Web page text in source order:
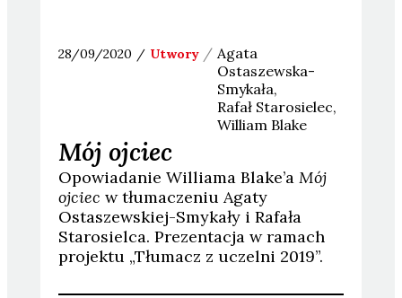
28/09/2020 Utwory
Agata
Ostaszewska-
Smykała
RafałStarosielec
WilliamBlake
Mój ojciec
Opowiadanie Williama Blake’a Mój
ojciec w tłumaczeniu Agaty
Ostaszewskiej-Smykały i Rafała
Starosielca. Prezentacja w ramach
projektu „Tłumacz z uczelni 2019”.